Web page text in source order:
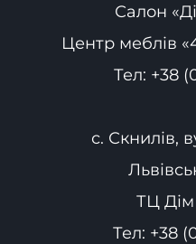
Салон
Центр меблів
Тел: +38
с. Скнилів,
ТЦ Дім
Тел: +38